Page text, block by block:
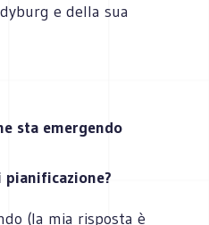
e della sua
sta emergendo
pianificazione?
(la mia risposta è